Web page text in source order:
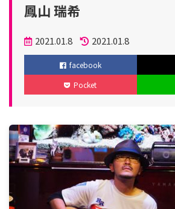
鳳山 瑞希
投
稿
日
2021.01.8
更
新
2021.01.8
facebook
Pocket